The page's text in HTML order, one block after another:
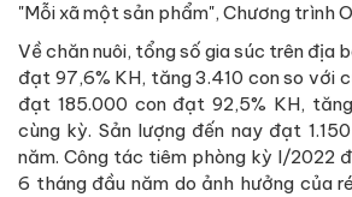
"Mỗi xã một sản phẩm", Chương trình
Về chăn nuôi, tổng số gia súc trên địa
đạt 97,6% KH, tăng 3.410 con so với
đạt 185.000 con đạt 92,5% KH,
cùng kỳ. Sản lượng đến nay đạt
năm. Công tác tiêm phòng kỳ I/2022
6 tháng đầu năm do ảnh hưởng của